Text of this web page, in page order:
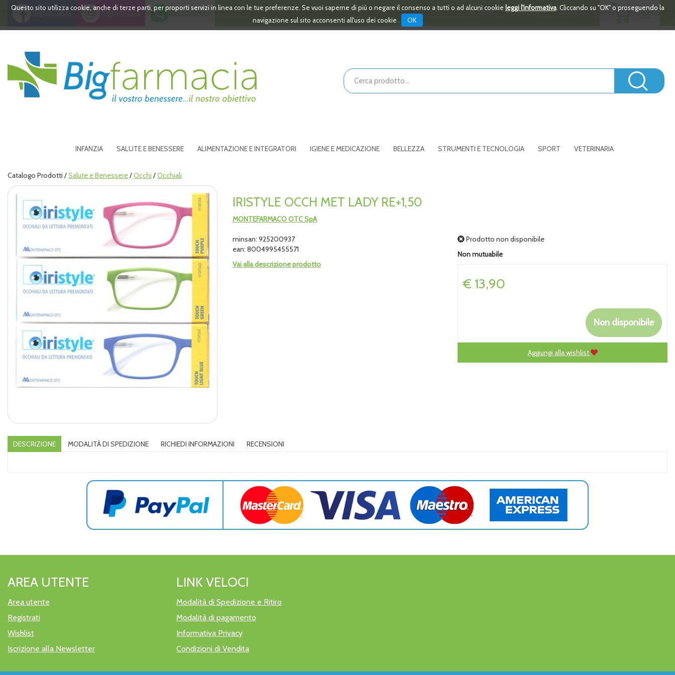
PassaQuesto sito utilizza cookie, anche di terze parti, per proporti servizi in linea con le tue preferenze. Se vuoi saperne di più o negare il consenso a tutti o ad alcuni cookie leggi l'informativa. Cliccando su "OK" o proseguendo la
navigazione sul sito acconsenti all'uso dei cookie .
OK
Bigfarmacia Bigfarmacia 391 3532473 ACCEDI REGISTRATI WISHLIST 0
ARTICOLI
Bigfarmacia
Cerca
Prodotto
INFANZIA SALUTE E BENESSERE ALIMENTAZIONE E INTEGRATORI IGIENE E MEDICAZIONE BELLEZZA STRUMENTI E TECNOLOGIA SPORT VETERINARIA
Catalogo Prodotti /Salute e Benessere/Occhi /Occhiali
IRISTYLE OCCH MET LADY RE+1,50
MONTEFARMACO OTC SpA
minsan: 925200937
ean: 8004995455571
Vai alla descrizione prodotto
Prodotto non disponibile
Non mutuabile
Prezzo
€ 13,90
Non disponibile
Aggiungi alla wishlist
DESCRIZIONE MODALITÀ DI SPEDIZIONE RICHIEDI INFORMAZIONI RECENSIONI
AREA UTENTE
Area utente
Registrati
Wishlist
Iscrizione alla Newsletter
LINK VELOCI
Modalità di Spedizione e Ritiro
Modalità di pagamento
Informativa Privacy
Condizioni di Vendita